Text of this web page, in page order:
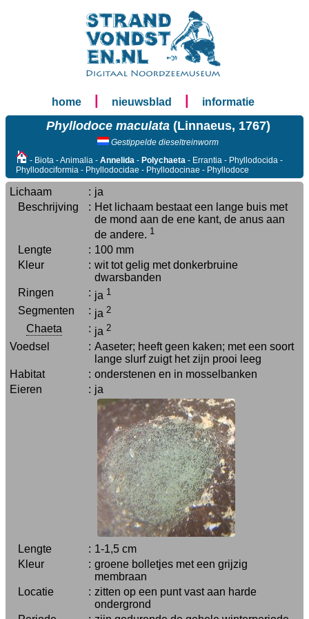
home nieuwsblad informatie
Phyllodoce maculata(Linnaeus, 1767)
Gestippelde dieseltreinworm
- Biota - Animalia - Annelida - Polychaeta - Errantia - Phyllodocida -
Phyllodociformia - Phyllodocidae - Phyllodocinae - Phyllodoce
Lichaam : ja
Beschrijving
: Het lichaam bestaat een lange buis met
de mond aan de ene kant, de anus aan
de andere. 1
Lengte : 100 mm
Kleur
: wit tot gelig met donkerbruine
dwarsbanden
Ringen
: ja 1
Segmenten : ja 2
Chaeta : ja 2
Voedsel : Aaseter; heeft geen kaken; met een soort
lange slurf zuigt het zijn prooi leeg
Habitat
: onderstenen en in mosselbanken
Eieren
: ja
Lengte : 1-1,5 cm
Kleur
: groene bolletjes met een grijzig
membraan
Locatie
: zitten op een punt vast aan harde
ondergrond